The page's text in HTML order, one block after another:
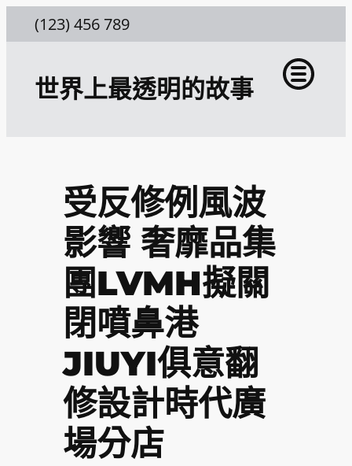
至
(123) 456 789
世界上最透明的故事
受反修例風波
影響 奢靡品集
團LVMH擬關
閉噴鼻港
JIUYI俱意翻
修設計時代廣
場分店